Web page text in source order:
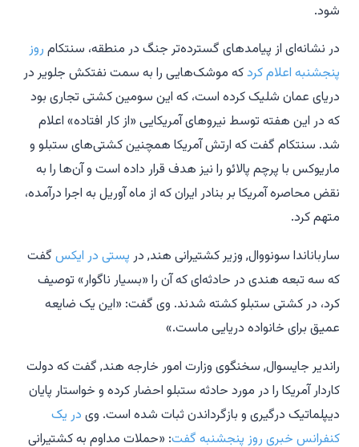
شود.
در نشانه‌ای از پیامدهای گسترده‌تر جنگ در منطقه، سنتکام روز
پنجشنبه اعلام کردکه موشک‌هایی را به سمت نفتکش جلویر در
دریای عمان شلیک کرده است، که این سومین کشتی تجاری بود
که در این هفته توسط نیروهای آمریکایی «از کار افتاده» اعلام
شد. سنتکام گفت که ارتش آمریکا همچنین کشتی‌های ستبلو و
ماریوکس با پرچم پالائو را نیز هدف قرار داده است و آن‌ها را به
نقض محاصره آمریکا بر بنادر ایران که از ماه آوریل به اجرا درآمده،
متهم کرد.
سارباناندا سونووال, وزیر کشتیرانی هند, در پستی در ایکس گفت
که سه تبعه هندی در حادثه‌ای که آن را «بسیار ناگوار» توصیف
کرد، در کشتی ستبلو کشته شدند. وی گفت: «این یک ضایعه
عمیق برای خانواده دریایی ماست.»
راندیر جایسوال, سخنگوی وزارت امور خارجه هند, گفت که دولت
کاردار آمریکا را در مورد حادثه ستبلو احضار کرده و خواستار پایان
دیپلماتیک درگیری و بازگرداندن ثبات شده است. وی در یک
کنفرانس خبری روز پنجشنبه گفت: «حملات مداوم به کشتیرانی